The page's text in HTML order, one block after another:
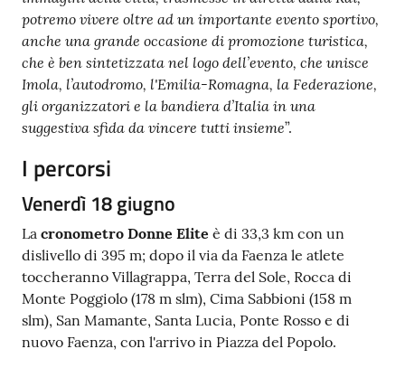
potremo vivere oltre ad un importante evento sportivo,
anche una grande occasione di promozione turistica,
che è ben sintetizzata nel logo dell’evento, che unisce
Imola, l’autodromo, l'Emilia-Romagna, la Federazione,
gli organizzatori e la bandiera d’Italia in una
suggestiva sfida da vincere tutti insieme”.
I percorsi
Venerdì 18 giugno
La cronometro Donne Elite è di 33,3 km con un
dislivello di 395 m; dopo il via da Faenza le atlete
toccheranno Villagrappa, Terra del Sole, Rocca di
Monte Poggiolo (178 m slm), Cima Sabbioni (158 m
slm), San Mamante, Santa Lucia, Ponte Rosso e di
nuovo Faenza, con l'arrivo in Piazza del Popolo.